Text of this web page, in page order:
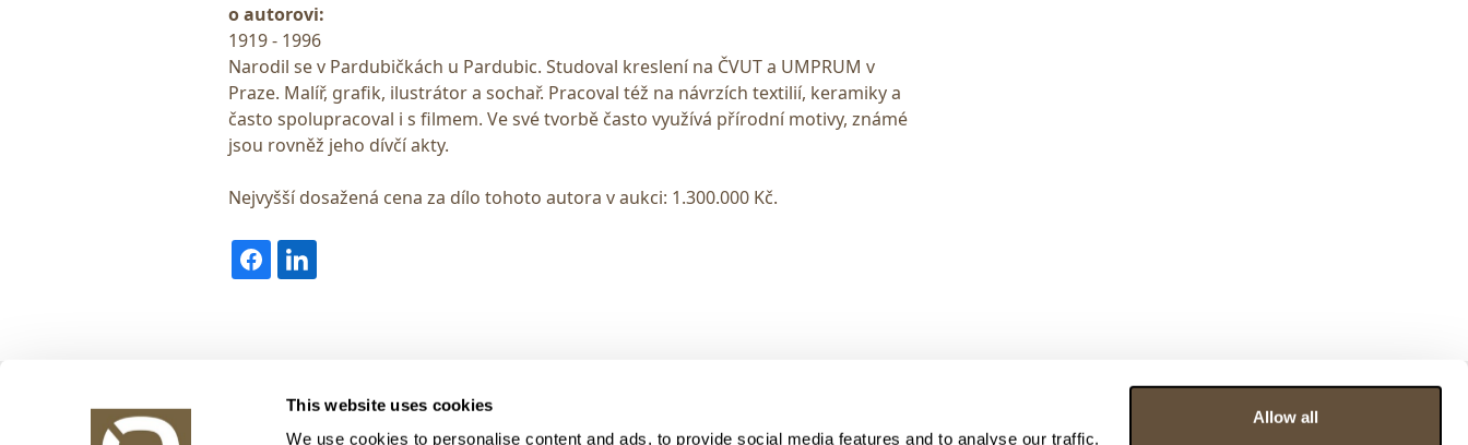
This website uses cookies
We use cookies to personalise content and ads, to provide social media features and to analyse our traffic.
Allow all
o autorovi:
1919 - 1996
Narodil se v Pardubičkách u Pardubic. Studoval kreslení na ČVUT a UMPRUM v
Praze. Malíř, grafik, ilustrátor a sochař. Pracoval též na návrzích textilií, keramiky a
často spolupracoval i s filmem. Ve své tvorbě často využívá přírodní motivy, známé
jsou rovněž jeho dívčí akty.
Nejvyšší dosažená cena za dílo tohoto autora v aukci: 1.300.000 Kč.
Korunní 972/75
130 00 Praha 3
> Obchodní podmínky